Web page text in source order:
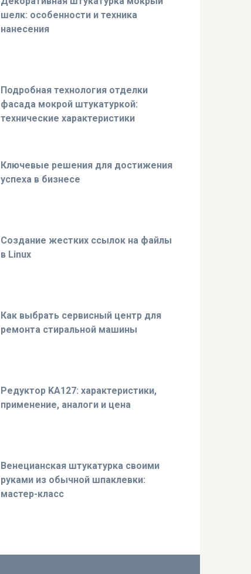
шелк: особенности и техника
нанесения
Подробная технология отделки
фасада мокрой штукатуркой:
технические характеристики
Ключевые решения для достижения
успеха в бизнесе
Создание жестких ссылок на файлы
в Linux
Как выбрать сервисный центр для
ремонта стиральной машины
Редуктор KA127: характеристики,
применение, аналоги и цена
Венецианская штукатурка своими
руками из обычной шпаклевки:
мастер-класс